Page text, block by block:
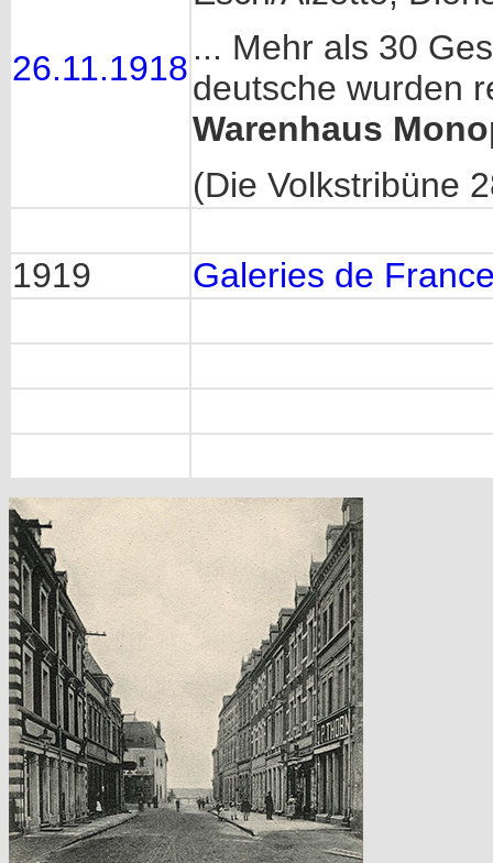
26.11.1918
... Mehr als 30
deutsche wurden
Warenhaus
(Die Volkstribüne
1919 Galeries de